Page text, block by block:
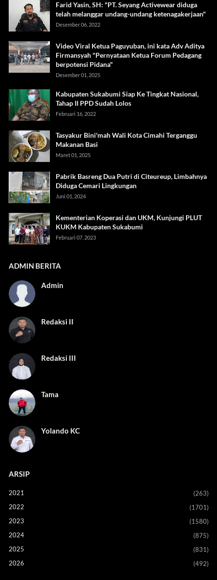
Farid Yasin, SH: "PT. Seyang Activewear diduga
telah melanggar undang-undang ketenagakerjaan"
Desember 06, 2022
Video Viral Ketua Paguyuban, ini kata Adv Aditya
Firmansyah "Pernyataan Ketua Forum Pedagang
berpotensi Pidana"
Desember 01, 2025
Kabupaten Sukabumi Siap Ke Tingkat Nasional,
Tahap II PPD Sudah Lolos
Februari 16, 2022
Tasyakur Bini'mah Wali Kota Cimahi Terganggu
Makanan Basi
Maret 01, 2025
Pabrik Basreng Dua Putri di Citeureup, Limbahnya
Diduga Cemari Lingkungan
Juni 01, 2024
Kementerian Koperasi dan UKM, Kunjungi PLUT
KUKM Kabupaten Sukabumi
Februari 07, 2023
ADMIN BERITA
Admin
Redaksi II
Redaksi III
Tama
Yolando KC
ARSIP
2021
(263)
2022
(1701)
2023
(1580)
2024
(875)
2025
(831)
2026
(492)